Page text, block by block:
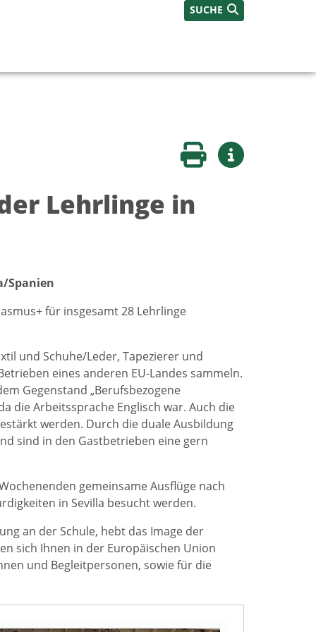
SUCHE
Seite druckenWeitere Infos
Lehrlinge in
Spanien
für insgesamt 28 Lehrlinge
und Schuhe/Leder, Tapezierer und
eines anderen EU-Landes sammeln.
Gegenstand „Berufsbezogene
die Arbeitssprache Englisch war. Auch die
werden. Durch die duale Ausbildung
sind in den Gastbetrieben eine gern
gemeinsame Ausflüge nach
in Sevilla besucht werden.
an der Schule, hebt das Image der
sich Ihnen in der Europäischen Union
und Begleitpersonen, sowie für die